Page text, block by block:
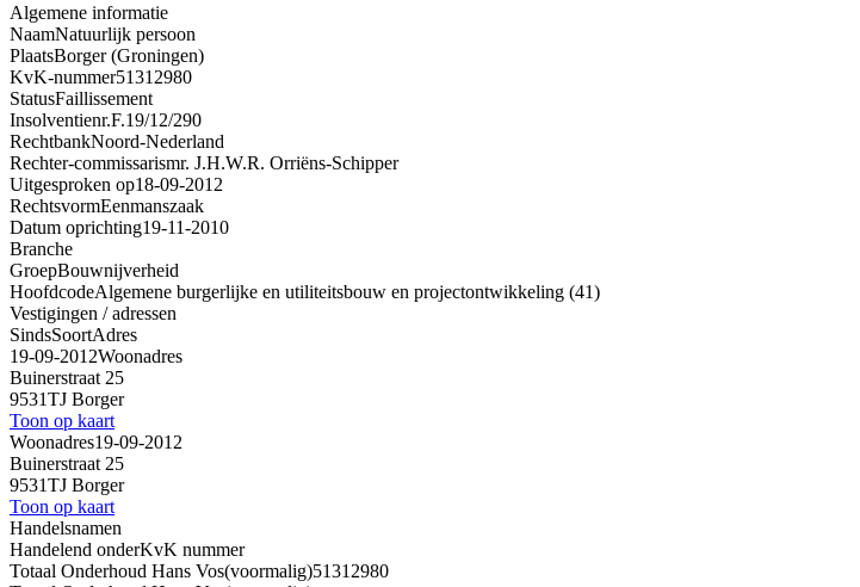
Algemene informatie
NaamNatuurlijk persoon
PlaatsBorger (Groningen)
KvK-nummer51312980
StatusFaillissement
Insolventienr.F.19/12/290
RechtbankNoord-Nederland
Rechter-commissarismr. J.H.W.R. Orriëns-Schipper
Uitgesproken op18-09-2012
RechtsvormEenmanszaak
Datum oprichting19-11-2010
Branche
GroepBouwnijverheid
HoofdcodeAlgemene burgerlijke en utiliteitsbouw en projectontwikkeling (41)
Vestigingen / adressen
SindsSoortAdres
19-09-2012Woonadres
Buinerstraat 25
9531TJ Borger
Toon op kaart
Woonadres19-09-2012
Buinerstraat 25
9531TJ Borger
Toon op kaart
Handelsnamen
Handelend onderKvK nummer
Totaal Onderhoud Hans Vos(voormalig)51312980